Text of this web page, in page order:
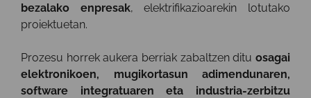
bezalako enpresak, elektrifikazioarekin lotutako
proiektuetan.
Prozesu horrek aukera berriak zabaltzen ditu osagai
elektronikoen, mugikortasun adimendunaren,
software integratuaren eta industria-zerbitzu